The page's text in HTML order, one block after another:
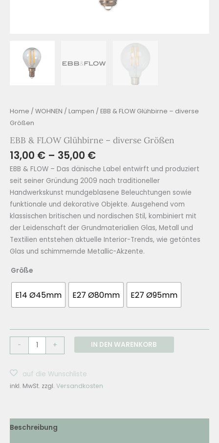
Home / WOHNEN / Lampen / EBB & FLOW Glühbirne – diverse
Größen
EBB & FLOW Glühbirne – diverse Größen
13,00 € – 35,00 €
EBB & FLOW – Das dänische Label entwirft und produziert
seit seiner Gründung 2009 nach traditioneller
Handwerkskunst mundgeblasene Beleuchtungen sowie
funktionale und dekorative Objekte. Ausgehend vom
klassischen britischen und nordischen Stil, kombiniert mit
der Leidenschaft der Grundmaterialien Glas, Metall und
Textilien entstehen aktuelle Interior-Trends, wie getöntes
Glas und schimmernde Metallic-Akzente.
Größe
E14 Ø45mm E27 Ø80mm E27 Ø95mm
-
&
Glühbirne
-
Menge
+ IN DEN WARENKORB
auf die Wunschliste
inkl. MwSt. zzgl. Versandkosten
Beschreibung